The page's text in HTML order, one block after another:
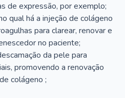
de expressão, por exemplo;
qual há a injeção de colágeno
para clarear, renovar e
no paciente;
da pele para
promovendo a renovação
colágeno ;